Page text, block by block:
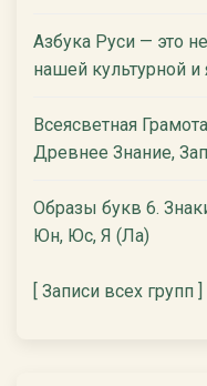
Азбука Руси — это
нашей культурной
Всеясветная
Древнее Знание,
Образы букв 6.
Юн, Юс, Я (Ла)
[ Записи всех групп ]